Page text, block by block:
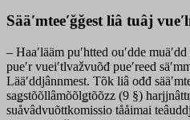
Sääʹmteeʹǧǧest liâ tuâj
– Haaʹlääm puʹhtted ouʹdde
pueʹr vueiʹtlvažvuõđ pueʹreed
Lääʹddjânnmest. Tõk liâ ođđ
saǥstõõllâmõõlǥtõõzz (9 §)
suåvâdvuõttkomissio tååimai